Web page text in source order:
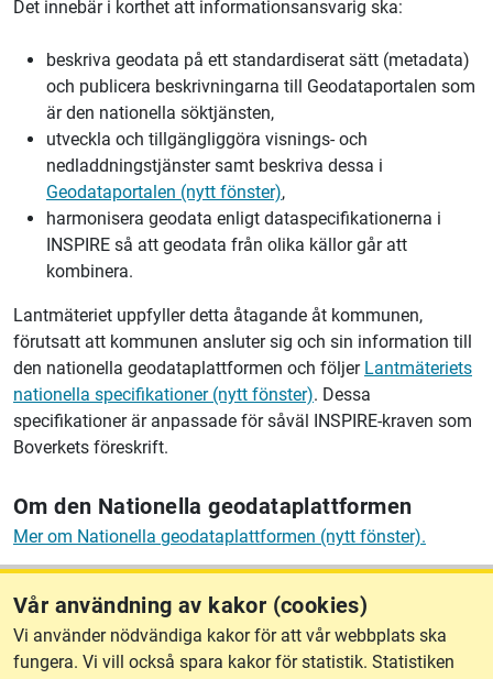
Det innebär i korthet att informationsansvarig ska:
beskriva geodata på ett standardiserat sätt (metadata)
och publicera beskrivningarna till Geodataportalen som
är den nationella söktjänsten,
utveckla och tillgängliggöra visnings- och
nedladdningstjänster samt beskriva dessa i
Geodataportalen (nytt fönster),
harmonisera geodata enligt dataspecifikationerna i
INSPIRE så att geodata från olika källor går att
kombinera.
Lantmäteriet uppfyller detta åtagande åt kommunen,
förutsatt att kommunen ansluter sig och sin information till
den nationella geodataplattformen och följer Lantmäteriets
nationella specifikationer (nytt fönster). Dessa
specifikationer är anpassade för såväl INSPIRE-kraven som
Boverkets föreskrift.
Om den Nationella geodataplattformen
Mer om Nationella geodataplattformen (nytt fönster).
Vår användning av kakor (cookies)
Vi använder nödvändiga kakor för att vår webbplats ska
fungera. Vi vill också spara kakor för statistik. Statistiken